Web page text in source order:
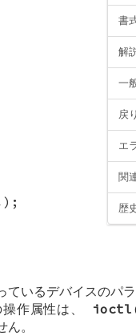
書
解
一
戻
エ
関
歴
);
いるデバイスのパ
作属性は、 ioctl
。